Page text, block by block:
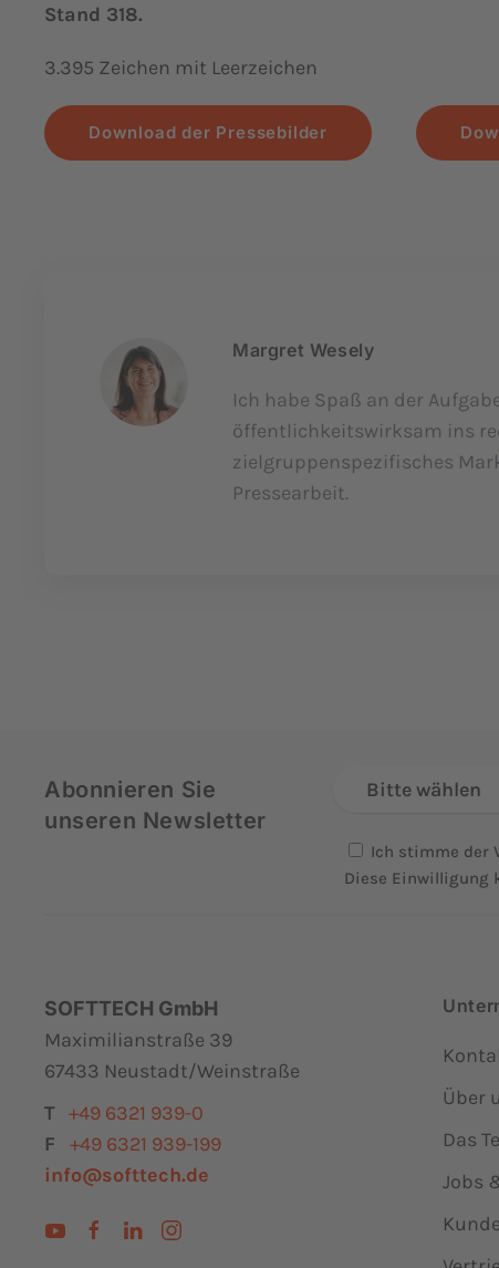
Stand 318.
3.395 Zeichen mit Leerzeichen
Download der Pressebilder
Margret Wesely
Ich habe Spaß an der
öffentlichkeitswirksam ins
zielgruppenspezifisches
Pressearbeit.
Abonnieren Sie
unseren Newsletter
Bitte wählen
Ich stimme der
Diese Einwilligung
SOFTTECH GmbH
Maximilianstraße 39
67433 Neustadt/Weinstraße
T +49 6321 939-0
F
+49 6321 939-199
info@softtech.de
Über
Das
Jobs